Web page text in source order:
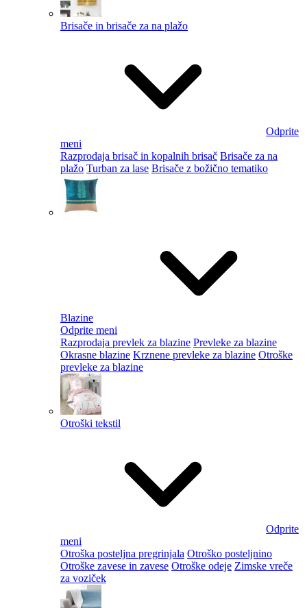
Brisače in brisače za na plažo
Odprite
meni
Razprodaja brisač in kopalnih brisač Brisače za na
plažo Turban za lase Brisače z božično tematiko
Blazine
Odprite meni
Razprodaja prevlek za blazine Prevleke za blazine
Okrasne blazine Krznene prevleke za blazine Otroške
prevleke za blazine
Otroški tekstil
Odprite
meni
Otroška posteljna pregrinjala Otroško posteljnino
Otroške zavese in zavese Otroške odeje Zimske vreče
za voziček